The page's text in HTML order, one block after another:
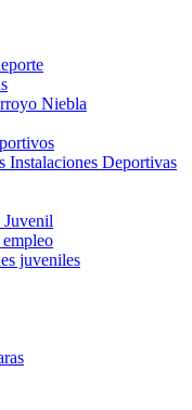
Niebla
Instalaciones Deportivas
juveniles